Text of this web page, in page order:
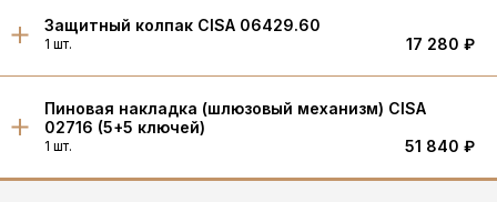
Защитный колпак CISA 06429.60
1 шт. 17 280 ₽
Пиновая накладка (шлюзовый механизм) CISA
02716 (5+5 ключей)
1 шт. 51 840 ₽